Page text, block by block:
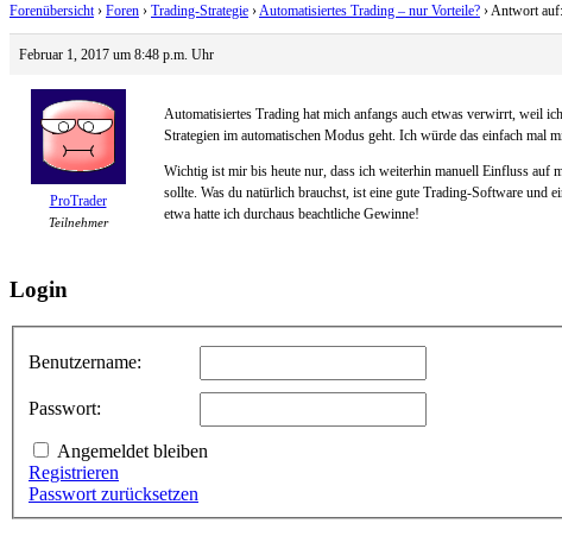
Forenübersicht › Foren › Trading-Strategie ›Automatisiertes Trading – nur Vorteile? ›Antwort
Februar 1, 2017 um 8:48 p.m. Uhr
ProTrader
Teilnehmer
Automatisiertes Trading hat mich anfangs auch etwas verwirrt, weil
Strategien im automatischen Modus geht. Ich würde das einfach mal
Wichtig ist mir bis heute nur, dass ich weiterhin manuell Einfluss auf
sollte. Was du natürlich brauchst, ist eine gute Trading-Software und
etwa hatte ich durchaus beachtliche Gewinne!
Login
Benutzername:
Passwort:
Angemeldet bleiben
Registrieren
Passwort zurücksetzen